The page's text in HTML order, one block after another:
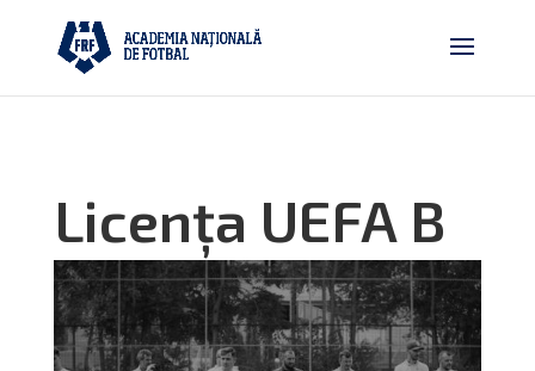
Licența UEFA B